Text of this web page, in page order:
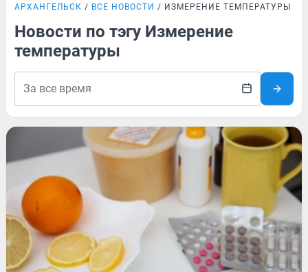
АРХАНГЕЛЬСК ВСЕ НОВОСТИ ИЗМЕРЕНИЕ ТЕМПЕРАТУРЫ
Новости по тэгу Измерение
температуры